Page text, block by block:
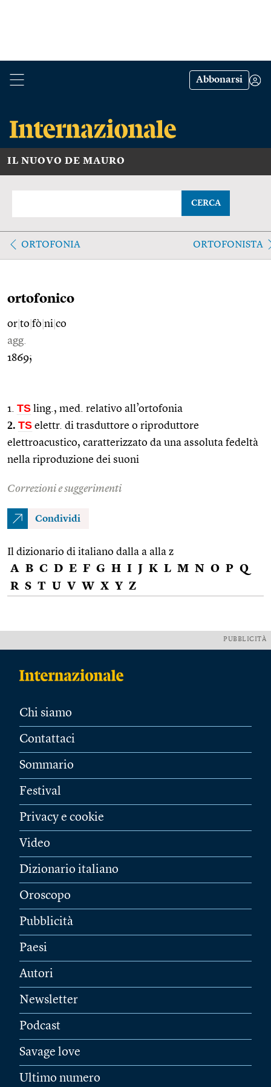
Abbonarsi
IL NUOVO DE MAURO
CERCA
ORTOFONIA ORTOFONISTA
ortofonico
or to fò ni co
agg.
1869;
1. TS ling., med. relativo all’ortofonia
2. TS elettr. di trasduttore o riproduttore
elettroacustico, caratterizzato da una assoluta fedeltà
nella riproduzione dei suoni
Correzioni e suggerimenti
Condividi
Il dizionario di italiano dalla a alla z
A B C D E F G H I J K L M N O P Q
R S T U V W X Y Z
PUBBLICITÀ
Chi siamo
Contattaci
Sommario
Festival
Privacy e cookie
Video
Dizionario italiano
Oroscopo
Pubblicità
Paesi
Autori
Newsletter
Podcast
Savage love
Ultimo numero